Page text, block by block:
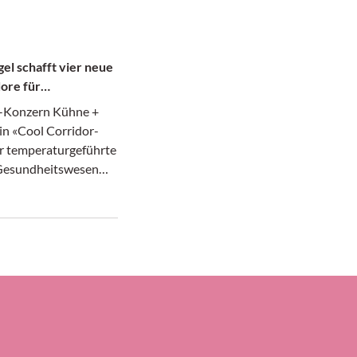
schafft vier neue
für
Kühne +
«Cool Corridor-
temperaturgeführte